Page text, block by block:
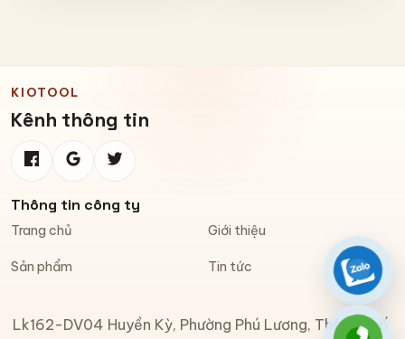
KIOTOOL
Kênh thông tin
Thông tin công ty
Trang chủ Giới thiệu
Sản phẩm Tin tức
Lk162-DV04 Huyền Kỳ, Phường Phú Lương, Thành phố
Zalo